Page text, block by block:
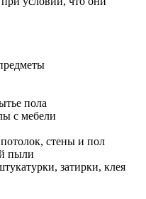
пола
с мебели
стены и пол
пыли
затирки, клея